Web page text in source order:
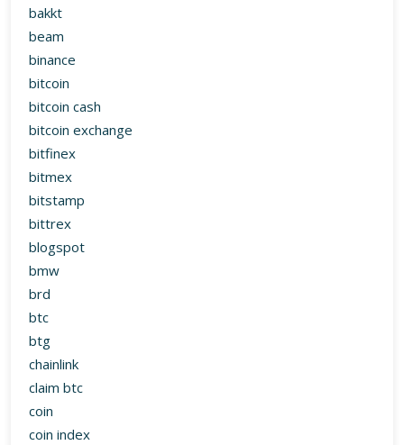
bakkt
beam
binance
bitcoin
bitcoin cash
bitcoin exchange
bitfinex
bitmex
bitstamp
bittrex
blogspot
bmw
brd
btc
btg
chainlink
claim btc
coin
coin index